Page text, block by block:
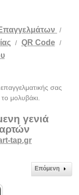
/
/ QR Code /
σας
μολυβάκι.
γενιά
tap.gr
Επόμενη